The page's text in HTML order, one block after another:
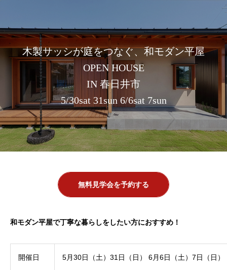
木製サッシが庭をつなぐ、和モダン平屋
OPEN HOUSE
IN 春日井市
5/30sat 31sun 6/6sat 7sun
無料見学会を予約する
和モダン平屋で丁寧な暮らしをしたい方におすすめ！
開催日 5月30日（土）31日（日） 6月6日（土）7日（日）